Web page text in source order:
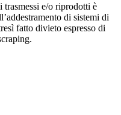
trasmessi e/o riprodotti è
di sistemi di
fatto divieto espresso di